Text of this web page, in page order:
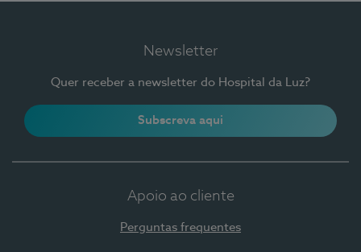
Newsletter
Quer receber a newsletter do Hospital da Luz?
Subscreva aqui
Apoio ao cliente
Perguntas frequentes